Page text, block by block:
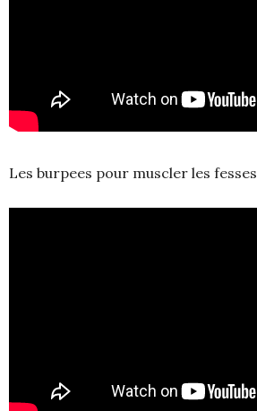
Les burpees pour muscler les fesses